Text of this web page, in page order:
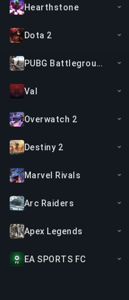
Hearthstone
Dota 2
PUBG Battlegrounds
Val
Overwatch 2
Destiny 2
Marvel Rivals
Arc Raiders
Apex Legends
EA SPORTS FC